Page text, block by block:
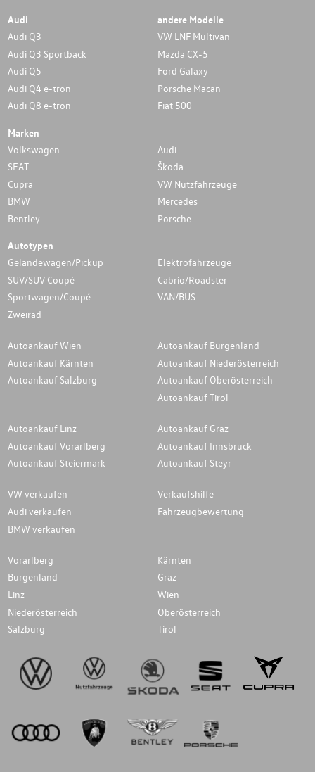
Audi
Audi Q3
Audi Q3 Sportback
Audi Q5
Audi Q4 e-tron
Audi Q8 e-tron
andere Modelle
VW LNF Multivan
Mazda CX-5
Ford Galaxy
Porsche Macan
Fiat 500
Marken
Volkswagen
Audi
SEAT
Škoda
Cupra
VW Nutzfahrzeuge
BMW
Mercedes
Bentley
Porsche
Autotypen
Geländewagen/Pickup
Elektrofahrzeuge
SUV/SUV Coupé
Cabrio/Roadster
Sportwagen/Coupé
VAN/BUS
Zweirad
Autoankauf Wien
Autoankauf Kärnten
Autoankauf Salzburg
Autoankauf Burgenland
Autoankauf Niederösterreich
Autoankauf Oberösterreich
Autoankauf Tirol
Autoankauf Linz
Autoankauf Vorarlberg
Autoankauf Steiermark
Autoankauf Graz
Autoankauf Innsbruck
Autoankauf Steyr
VW verkaufen
Audi verkaufen
BMW verkaufen
Verkaufshilfe
Fahrzeugbewertung
Vorarlberg
Kärnten
Burgenland
Graz
Linz
Wien
Niederösterreich
Oberösterreich
Salzburg
Tirol